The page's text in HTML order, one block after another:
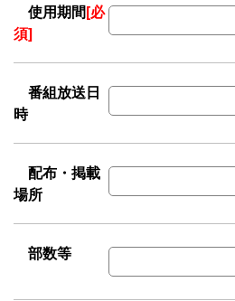
使用期間[必
須]
番組放送日
時
配布・掲載
場所
部数等